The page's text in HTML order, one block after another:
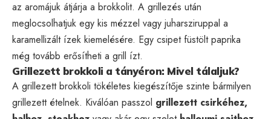
az aromájuk átjárja a brokkolit. A grillezés után
meglocsolhatjuk egy kis mézzel vagy juharsziruppal a
karamellizált ízek kiemelésére. Egy csipet füstölt paprika
még tovább erősítheti a grill ízt.
Grillezett brokkoli a tányéron: Mivel tálaljuk?
A grillezett brokkoli tökéletes kiegészítője szinte bármilyen
grillezett ételnek. Kiválóan passzol grillezett csirkéhez,